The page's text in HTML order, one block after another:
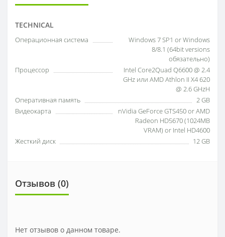
TECHNICAL
Операционная система
Windows 7 SP1 or Windows
8/8.1 (64bit versions
обязательно)
Процессор
Intel Core2Quad Q6600 @ 2.4
GHz или AMD Athlon II X4 620
@ 2.6 GHzH
Оперативная память
2 GB
Видеокарта
nVidia GeForce GTS450 or AMD
Radeon HD5670 (1024MB
VRAM) or Intel HD4600
Жесткий диск
12 GB
Отзывов (0)
Нет отзывов о данном товаре.